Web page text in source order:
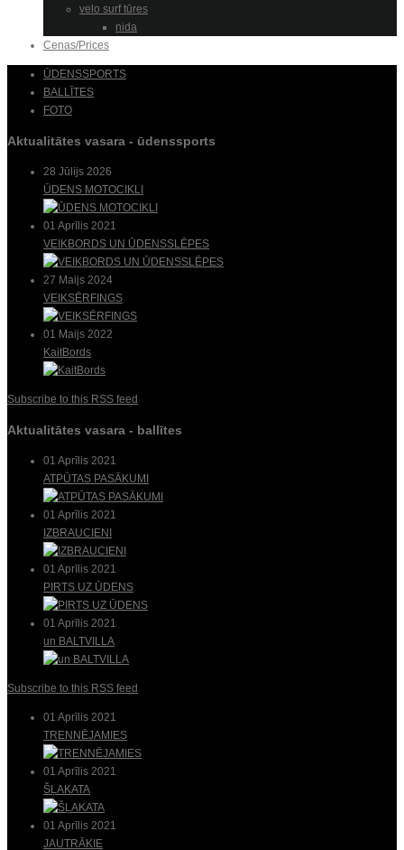
velo surf tūres
nida
Cenas/Prices
ŪDENSSPORTS
BALLĪTES
FOTO
Aktualitātes vasara - ūdenssports
28 Jūlijs 2026
ŪDENS MOTOCIKLI
01 Aprīlis 2021
VEIKBORDS UN ŪDENSSLĒPES
27 Maijs 2024
VEIKSĒRFINGS
01 Maijs 2022
KaitBords
Subscribe to this RSS feed
Aktualitātes vasara - ballītes
01 Aprīlis 2021
ATPŪTAS PASĀKUMI
01 Aprīlis 2021
IZBRAUCIENI
01 Aprīlis 2021
PIRTS UZ ŪDENS
01 Aprīlis 2021
un BALTVILLA
Subscribe to this RSS feed
01 Aprīlis 2021
TRENNĒJAMIES
01 Aprīlis 2021
ŠĻAKATA
01 Aprīlis 2021
JAUTRĀKIE